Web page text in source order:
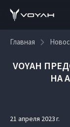
Главная
VOYAH
НА
21 апреля 2023 г.